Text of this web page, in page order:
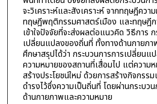
จะวิเคราะห์และสังเคราะห์ จากทฤษฎีคว
ทฤษฎีพฤติกรรมศาสตร์เมือง และทฤษฎี
เข้าใจปัจจัยที่จะส่งผลต่อแนวคิด วิธีการ
เปลี่ยนแปลงของถิ่นที่ ทั้งทางด้านกายภา
ศึกษาสรุปได้ว่า กระบวนการการเปลี่ยนแ
ความหมายของสถานที่เสื่อมไป แต่ความ
สร้างประโยชน์ใหม่ ด้วยการสร้างกิจกรร
ดำรงไว้ซึ่งความเป็นถิ่นที่ โดยผ่านกระบ
ด้านกายภาพและความหมาย